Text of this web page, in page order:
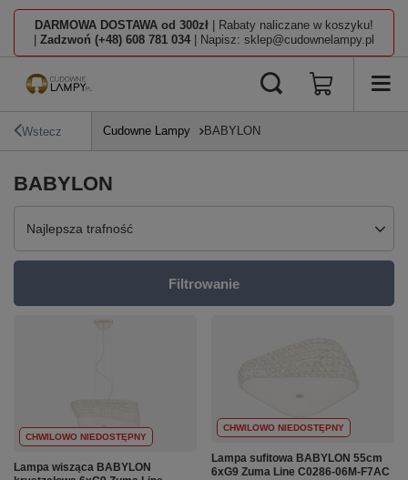
DARMOWA DOSTAWA od 300zł | Rabaty naliczane w koszyku!
Zadzwoń (+48) 608 781 034 | Napisz: sklep@cudownelampy.pl
Wstecz Cudowne Lampy BABYLON
BABYLON
Zmień sortowanie
Najlepsza trafność
Filtrowanie
CHWILOWO NIEDOSTĘPNY
Lampa wisząca BABYLON
CHWILOWO NIEDOSTĘPNY
Lampa sufitowa BABYLON 55cm
6xG9 Zuma Line C0286-06M-F7AC